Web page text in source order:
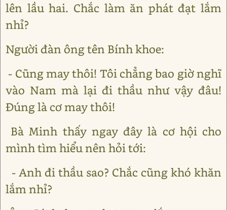
lên lầu hai. Chắc làm ăn phát đạt lắm
nhỉ?
Người đàn ông tên Bính khoe:
- Cũng may thôi! Tôi chẳng bao giờ nghĩ
vào Nam mà lại đi thầu như vậy đâu!
Đúng là cơ may thôi!
Bà Minh thấy ngay đây là cơ hội cho
mình tìm hiểu nên hỏi tới:
- Anh đi thầu sao? Chắc cũng khó khăn
lắm nhỉ?